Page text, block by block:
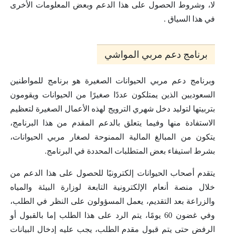
لا، وشروط الحصول على هذا الدعم وبعض المعلومات الأخرى
في هذا السياق .
برنامج دعم مربي المواشي
وبرنامج دعم مربي الحيوانات الصغيرة هو برنامج للمواطنين
السعوديين الذين يمتلكون عددًا صغيرًا من الحيوانات ويقومون
بتربيتها لتوليد دخل شهري الترويج لهذه الأعمال الصغيرة لتعظيم
الاستفادة منها وفيما يتعلق بالدعم المقدم من هذا البرنامج،
يتكون من المبالغ المالية الممنوحة لصغار مربي الحيوانات،
بشرط استيفاء بعض المتطلبات المحددة في البرنامج.
يتقدم أصحاب الحيوانات إلكترونيًا للحصول على هذا الدعم من
خلال منصة أنعام الإلكترونية التابعة لوزارة البيئة والمياه
والزراعة بعد التقديم، يعمل المسؤولون على النظر في الطلب،
وفي غضون 60 يومًا، يتم الرد على هذا الطلب إما بالقبول أو
الرفض حتى يتم قبول مقدم الطلب، يجب عليه إدخال البيانات